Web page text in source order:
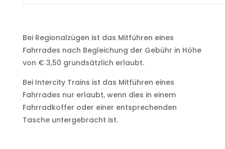
Bei Regionalzügen ist das Mitführen eines
Fahrrades nach Begleichung der Gebühr in Höhe
von € 3,50 grundsätzlich erlaubt.
Bei Intercity Trains ist das Mitführen eines
Fahrrades nur erlaubt, wenn dies in einem
Fahrradkoffer oder einer entsprechenden
Tasche untergebracht ist.